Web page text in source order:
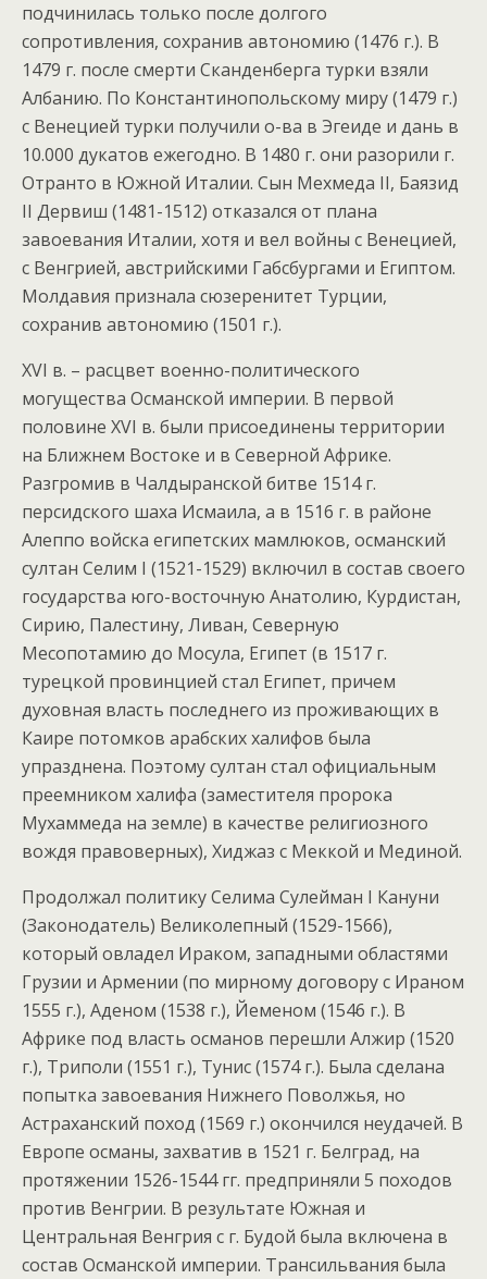
подчинилась только после долгого
сопротивления, сохранив автономию (1476 г.). В
1479 г. после смерти Сканденберга турки взяли
Албанию. По Константинопольскому миру (1479 г.)
с Венецией турки получили о-ва в Эгеиде и дань в
10.000 дукатов ежегодно. В 1480 г. они разорили г.
Отранто в Южной Италии. Сын Мехмеда II, Баязид
II Дервиш (1481-1512) отказался от плана
завоевания Италии, хотя и вел войны с Венецией,
с Венгрией, австрийскими Габсбургами и Египтом.
Молдавия признала сюзеренитет Турции,
сохранив автономию (1501 г.).
XVI в. – расцвет военно-политического
могущества Османской империи. В первой
половине XVI в. были присоединены территории
на Ближнем Востоке и в Северной Африке.
Разгромив в Чалдыранской битве 1514 г.
персидского шаха Исмаила, а в 1516 г. в районе
Алеппо войска египетских мамлюков, османский
султан Селим I (1521-1529) включил в состав своего
государства юго-восточную Анатолию, Курдистан,
Сирию, Палестину, Ливан, Северную
Месопотамию до Мосула, Египет (в 1517 г.
турецкой провинцией стал Египет, причем
духовная власть последнего из проживающих в
Каире потомков арабских халифов была
упразднена. Поэтому султан стал официальным
преемником халифа (заместителя пророка
Мухаммеда на земле) в качестве религиозного
вождя правоверных), Хиджаз с Меккой и Мединой.
Продолжал политику Селима Сулейман I Кануни
(Законодатель) Великолепный (1529-1566),
который овладел Ираком, западными областями
Грузии и Армении (по мирному договору с Ираном
1555 г.), Аденом (1538 г.), Йеменом (1546 г.). В
Африке под власть османов перешли Алжир (1520
г.), Триполи (1551 г.), Тунис (1574 г.). Была сделана
попытка завоевания Нижнего Поволжья, но
Астраханский поход (1569 г.) окончился неудачей. В
Европе османы, захватив в 1521 г. Белград, на
протяжении 1526-1544 гг. предприняли 5 походов
против Венгрии. В результате Южная и
Центральная Венгрия с г. Будой была включена в
состав Османской империи. Трансильвания была